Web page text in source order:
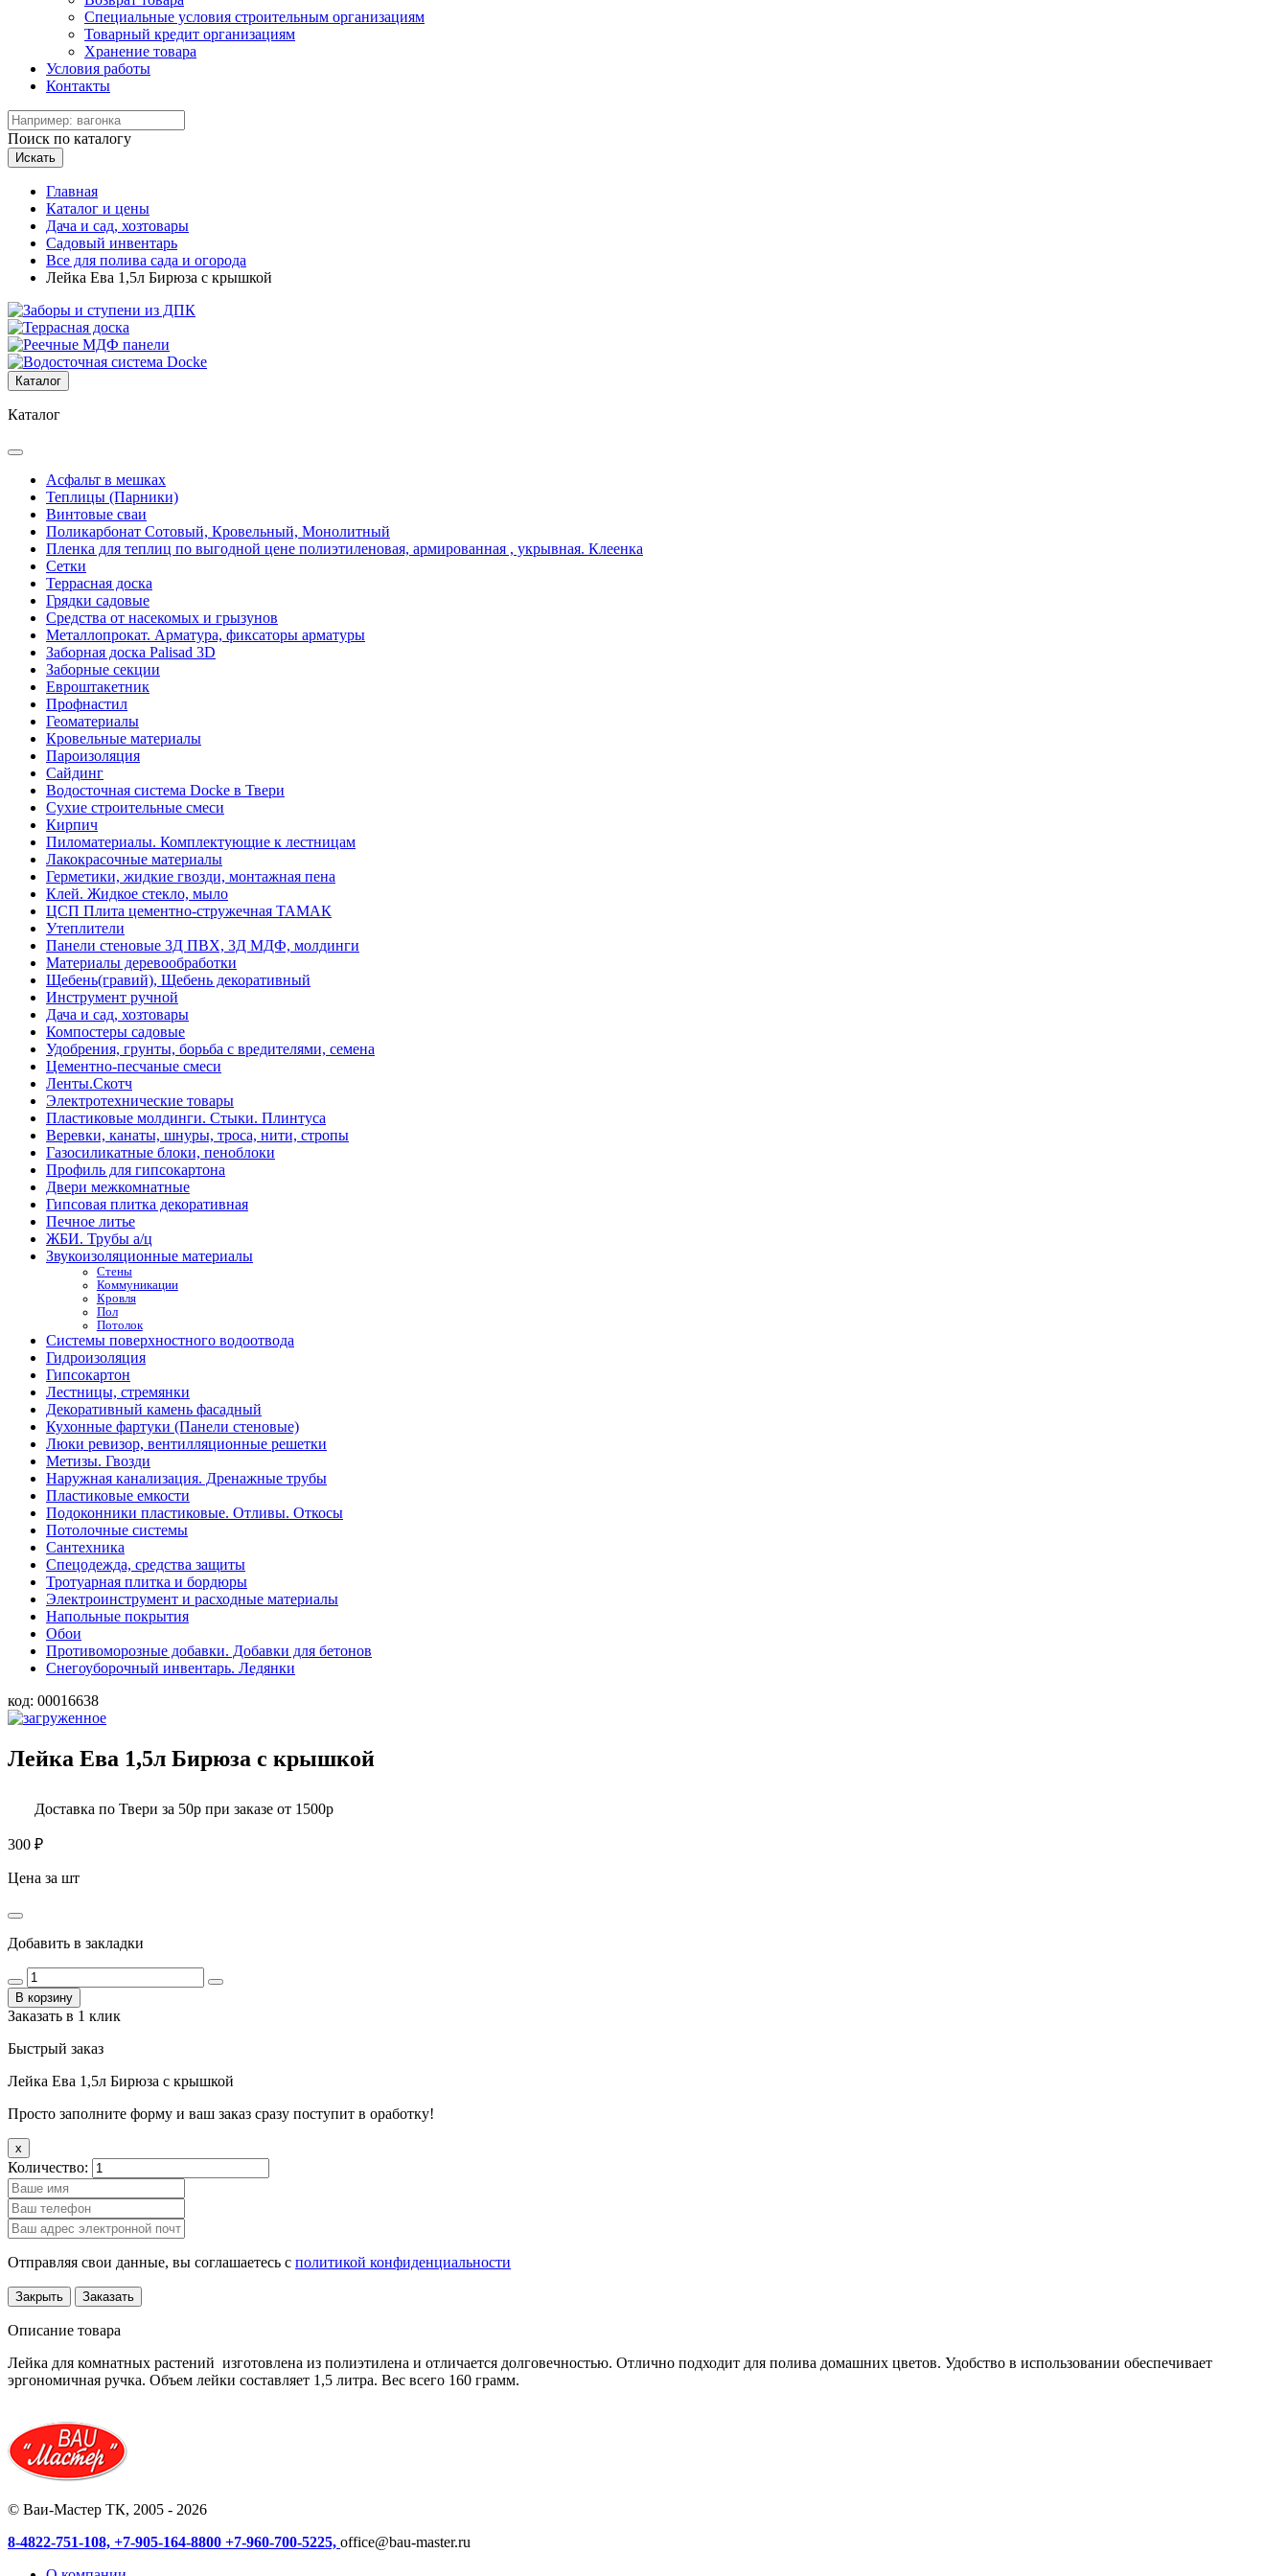
Специальные условия строительным организациям
Товарный кредит организациям
Хранение товара
Условия работы
Контакты
Поиск по каталогу
Искать
Главная
Каталог и цены
Дача и сад, хозтовары
Садовый инвентарь
Все для полива сада и огорода
Лейка Ева 1,5л Бирюза с крышкой
Каталог
Каталог
Асфальт в мешках
Теплицы (Парники)
Винтовые сваи
Поликарбонат Сотовый, Кровельный, Монолитный
Пленка для теплиц по выгодной цене полиэтиленовая, армированная , укрывная. Клеенка
Сетки
Террасная доска
Грядки садовые
Средства от насекомых и грызунов
Металлопрокат. Арматура, фиксаторы арматуры
Заборная доска Palisad 3D
Заборные секции
Евроштакетник
Профнастил
Геоматериалы
Кровельные материалы
Пароизоляция
Сайдинг
Водосточная система Docke в Твери
Сухие строительные смеси
Кирпич
Пиломатериалы. Комплектующие к лестницам
Лакокрасочные материалы
Герметики, жидкие гвозди, монтажная пена
Клей. Жидкое стекло, мыло
ЦСП Плита цементно-стружечная ТАМАК
Утеплители
Панели стеновые 3Д ПВХ, 3Д МДФ, молдинги
Материалы деревообработки
Щебень(гравий), Щебень декоративный
Инструмент ручной
Дача и сад, хозтовары
Компостеры садовые
Удобрения, грунты, борьба с вредителями, семена
Цементно-песчаные смеси
Ленты.Скотч
Электротехнические товары
Пластиковые молдинги. Стыки. Плинтуса
Веревки, канаты, шнуры, троса, нити, стропы
Газосиликатные блоки, пеноблоки
Профиль для гипсокартона
Двери межкомнатные
Гипсовая плитка декоративная
Печное литье
ЖБИ. Трубы а/ц
Звукоизоляционные материалы
Стены
Коммуникации
Кровля
Пол
Потолок
Системы поверхностного водоотвода
Гидроизоляция
Гипсокартон
Лестницы, стремянки
Декоративный камень фасадный
Кухонные фартуки (Панели стеновые)
Люки ревизор, вентилляционные решетки
Метизы. Гвозди
Наружная канализация. Дренажные трубы
Пластиковые емкости
Подоконники пластиковые. Отливы. Откосы
Потолочные системы
Сантехника
Спецодежда, средства защиты
Тротуарная плитка и бордюры
Электроинструмент и расходные материалы
Напольные покрытия
Обои
Противоморозные добавки. Добавки для бетонов
Снегоуборочный инвентарь. Ледянки
код: 00016638
Лейка Ева 1,5л Бирюза с крышкой
Доставка по Твери за 50р при заказе от 1500р
300 ₽
Цена за шт
Добавить в закладки
В корзину
Заказать в 1 клик
Быстрый заказ
Лейка Ева 1,5л Бирюза с крышкой
Просто заполните форму и ваш заказ сразу поступит в оработку!
x
Количество:
Отправляя свои данные, вы соглашаетесь с политикой конфиденциальности
Закрыть Заказать
Описание товара
Лейка для комнатных растений изготовлена из полиэтилена и отличается долговечностью. Отлично подходит для полива домашних цветов. Удобство в использовании обеспечивает
эргономичная ручка. Объем лейки составляет 1,5 литра. Вес всего 160 грамм.
© Ваи-Мастер ТК, 2005 - 2026
8-4822-751-108, +7-905-164-8800 +7-960-700-5225, office@bau-master.ru